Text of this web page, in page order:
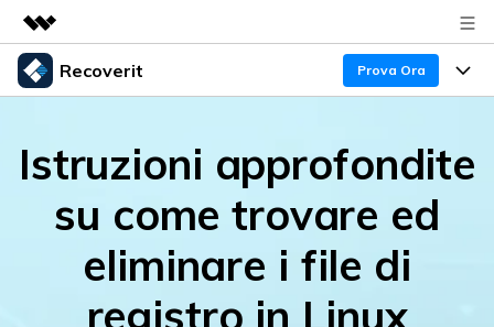
Prodotti in evidenza
Panoramica
Chi siamo
Sala stampa
Recoverit Prova Ora
Recupero Dati
Backup Dati
Riparazione Dati
Funzionalità
Recover file Media
Istruzioni approfondite
su come trovare ed
eliminare i file di
registro in Linux